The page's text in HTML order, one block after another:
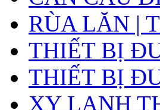
RÙA LĂN |
THIẾT BỊ
THIẾT BỊ
XY LANH